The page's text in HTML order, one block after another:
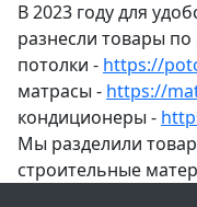
В 2023 году для
разнесли товары
потолки - https://
матрасы - https://
кондиционеры -
Мы разделили
строительные